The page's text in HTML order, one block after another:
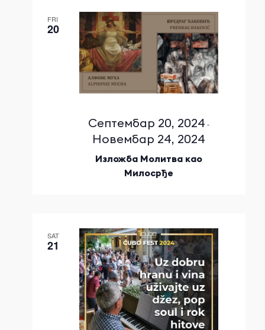
FRI
20
Изложба Молитва као
Милосрђе
Септембар 20, 2024 -
Новембар 24, 2024
SAT
21